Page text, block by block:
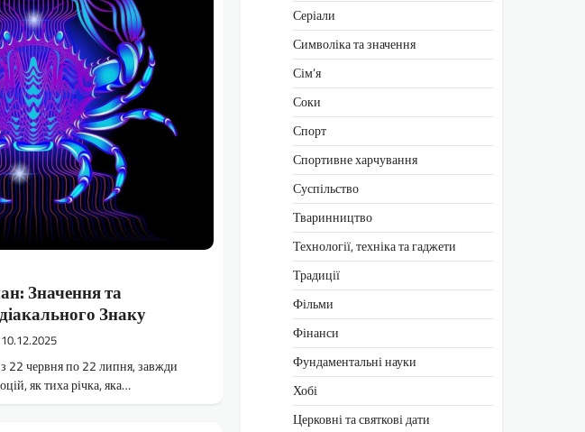
Значення та
Знаку
10.12.2025
22 червня по 22 липня, завжди
як тиха річка, яка…
Серіали
Символіка та значення
Сім’я
Соки
Спорт
Спортивне харчування
Суспільство
Тваринництво
Технології, техніка та гаджети
Традиції
Фільми
Фінанси
Фундаментальні науки
Хобі
Церковні та святкові дати